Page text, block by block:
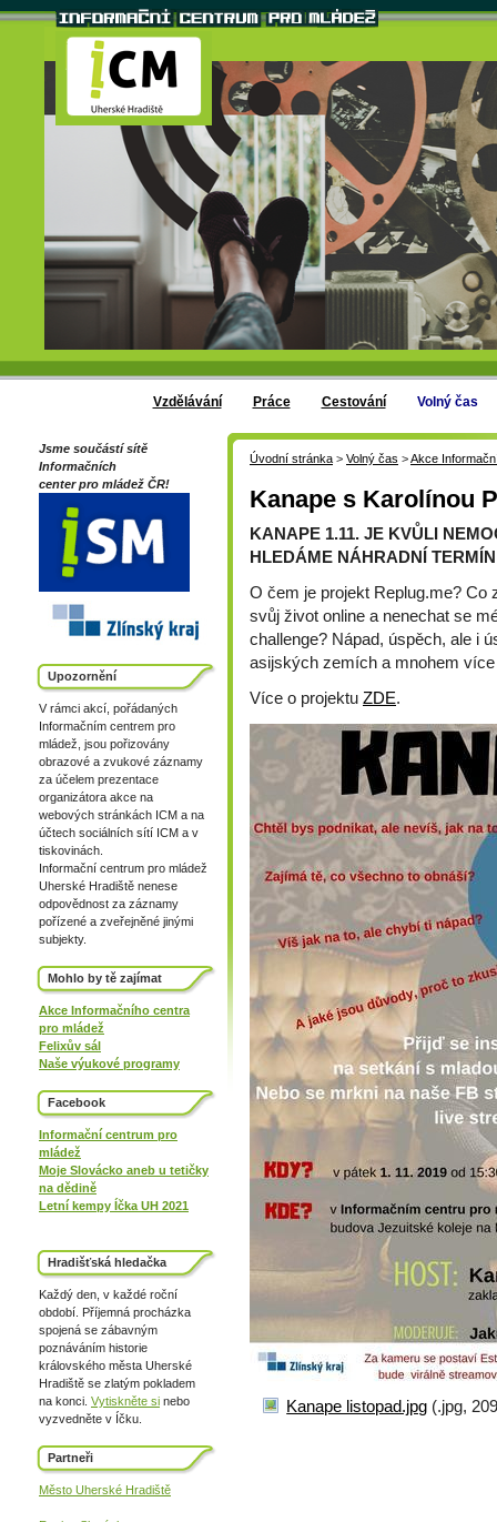
Vzdělávání Práce Cestování Volný čas
Jsme součástí sítě
Informačních
center pro mládež ČR!
Upozornění
V rámci akcí, pořádaných
Informačním centrem pro
mládež, jsou pořizovány
obrazové a zvukové záznamy
za účelem prezentace
organizátora akce na
webových stránkách ICM a na
účtech sociálních sítí ICM a v
tiskovinách.
Informační centrum pro mládež
Uherské Hradiště nenese
odpovědnost za záznamy
pořízené a zveřejněné jinými
subjekty.
Mohlo by tě zajímat
Akce Informačního centra
pro mládež
Felixův sál
Naše výukové programy
Facebook
Informační centrum pro
mládež
Moje Slovácko aneb u tetičky
na dědině
Letní kempy Íčka UH 2021
Hradišťská hledačka
Každý den, v každé roční
období. Příjemná procházka
spojená se zábavným
poznáváním historie
královského města Uherské
Hradiště se zlatým pokladem
na konci. Vytiskněte si nebo
vyzvedněte v Íčku.
Partneři
Město Uherské Hradiště
Úvodní stránka > Volný čas >Akce
Kanape s Karolínou
KANAPE 1.11. JE KVŮLI
HLEDÁME NÁHRADNÍ
O čem je projekt Replug.me? Co
svůj život online a nenechat se
challenge? Nápad, úspěch, ale i
asijských zemích a mnohem
Více o projektu ZDE.
Kanape listopad.jpg (.jpg,